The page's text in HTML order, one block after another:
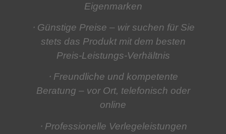
Eigenmarken
⋅ Günstige Preise – wir suchen für Sie
stets das Produkt mit dem besten
Preis-Leistungs-Verhältnis
⋅ Freundliche und kompetente
Beratung – vor Ort, telefonisch oder
online
⋅ Professionelle Verlegeleistungen